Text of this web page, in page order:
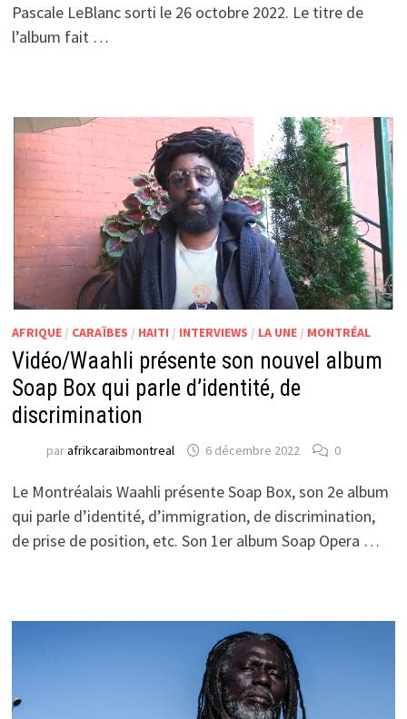
Pascale LeBlanc sorti le 26 octobre 2022. Le titre de
l’album fait …
AFRIQUE/ CARAÏBES / HAITI / INTERVIEWS / LA UNE/ MONTRÉAL
Vidéo/Waahli présente son nouvel album
Soap Box qui parle d’identité, de
discrimination
parafrikcaraibmontreal 6 décembre 2022 0
Le Montréalais Waahli présente Soap Box, son 2e album
qui parle d’identité, d’immigration, de discrimination,
de prise de position, etc. Son 1er album Soap Opera …